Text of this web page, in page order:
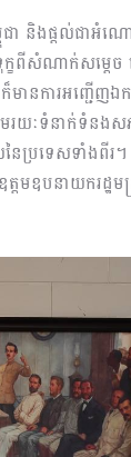
ពុជា និងផ្ដល់ជា
ក្ខពីសំណាក់សម្ដេ
ានការអញ្ជើញ
រយៈទំនាក់ទំនងស
នៃប្រទេសទាំងពីរ
នាយករដ្ឋមន្ត្រី